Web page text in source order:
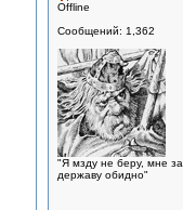
Offline
Сообщений: 1,362
"Я мзду не беру, мне за
державу обидно"